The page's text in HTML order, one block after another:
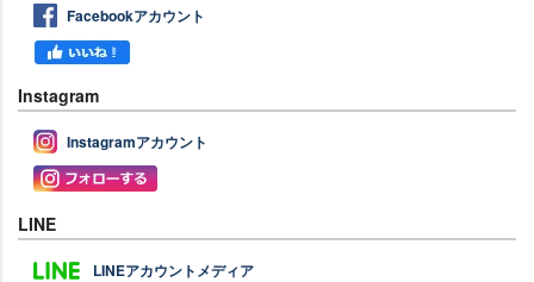
Facebookアカウント
Instagram
Instagramアカウント
LINE
LINEアカウントメディア